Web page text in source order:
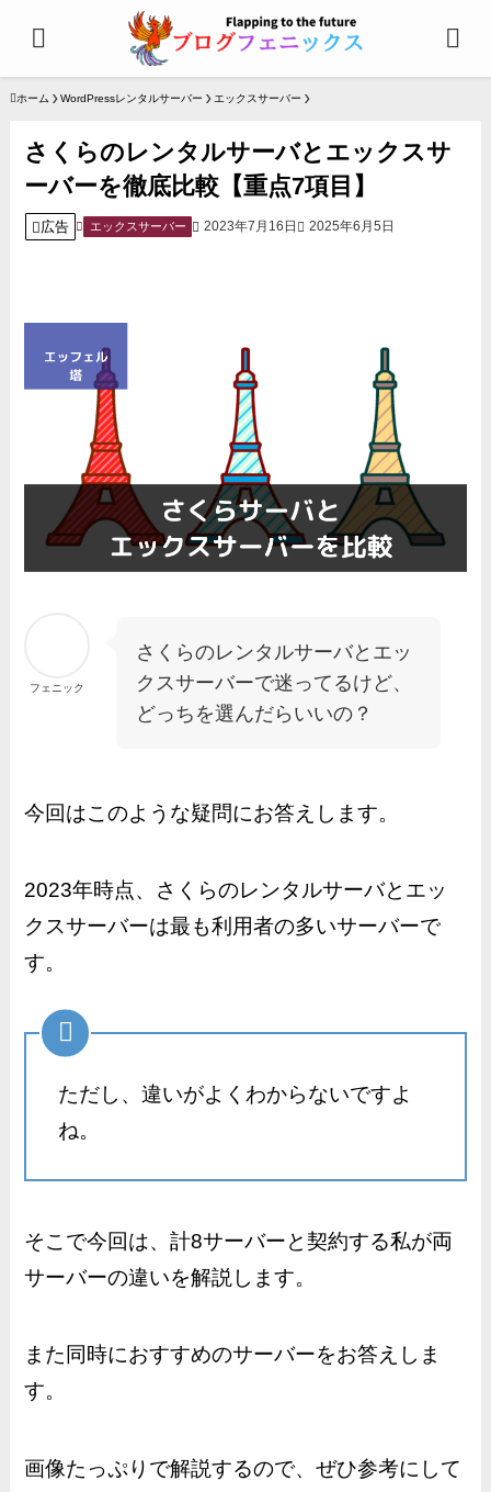
ホーム WordPressレンタルサーバー エックスサーバー
さくらのレンタルサーバとエックスサ
ーバーを徹底比較【重点7項目】
広告 エックスサーバー 2023年7月16日 2025年6月5日
フェニック
さくらのレンタルサーバとエッ
クスサーバーで迷ってるけど、
どっちを選んだらいいの？
今回はこのような疑問にお答えします。
2023年時点、さくらのレンタルサーバとエッ
クスサーバーは最も利用者の多いサーバーで
す。
ただし、違いがよくわからないですよ
ね。
そこで今回は、計8サーバーと契約する私が両
サーバーの違いを解説します。
また同時におすすめのサーバーをお答えしま
す。
画像たっぷりで解説するので、ぜひ参考にして